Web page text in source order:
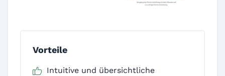
Vorteile
Intuitive und übersichtliche